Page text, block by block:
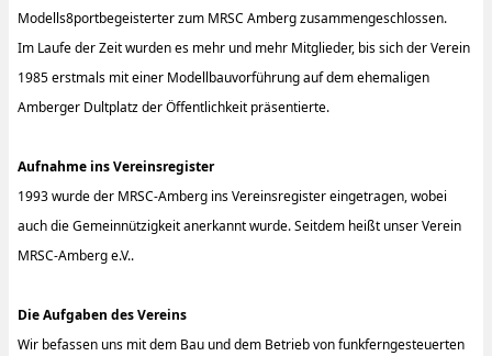
Modells8portbegeisterter zum MRSC Amberg zusammengeschlossen.
Im Laufe der Zeit wurden es mehr und mehr Mitglieder, bis sich der Verein
1985 erstmals mit einer Modellbauvorführung auf dem ehemaligen
Amberger Dultplatz der Öffentlichkeit präsentierte.
Aufnahme ins Vereinsregister
1993 wurde der MRSC-Amberg ins Vereinsregister eingetragen, wobei
auch die Gemeinnützigkeit anerkannt wurde. Seitdem heißt unser Verein
MRSC-Amberg e.V..
Die Aufgaben des Vereins
Wir befassen uns mit dem Bau und dem Betrieb von funkferngesteuerten